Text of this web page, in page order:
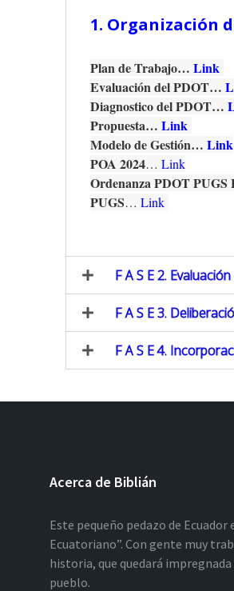
1. Organización
Plan de Trabajo… Link
Evaluación del PDOT…
Diagnostico del PDOT…
Propuesta… Link
Modelo de Gestión… Link
POA 2024… Link
Ordenanza PDOT PUGS
PUGS… Link
F A S E 2.
F A S E 3.
F A S E 4.
Acerca de Biblián
Este pequeño pedazo de
Ecuatoriano”. Con gente muy
historia, que quedará
pueblo.